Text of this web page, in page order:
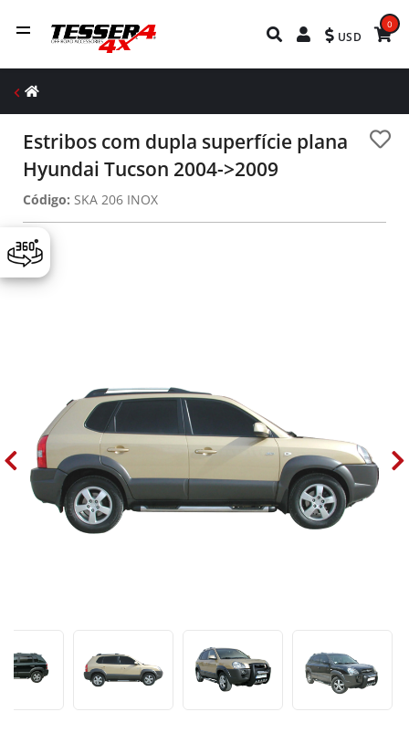
USD
0
Estribos com dupla superfície plana
Hyundai Tucson 2004->2009
Código: SKA 206 INOX